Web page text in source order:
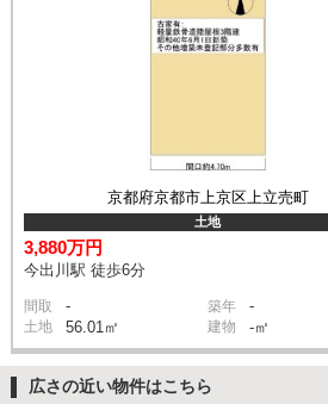
京都府京都市上京区上立売町
土地
3,880万円
今出川駅 徒歩6分
間取 - 築年 -
土地 56.01㎡ 建物 -㎡
広さの近い物件はこちら